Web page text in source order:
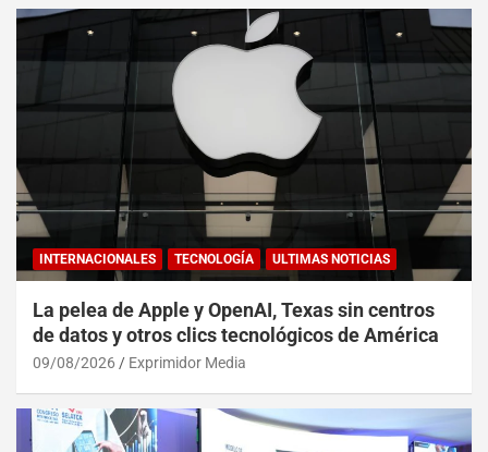
INTERNACIONALES TECNOLOGÍA ULTIMAS NOTICIAS
La pelea de Apple y OpenAI, Texas sin centros
de datos y otros clics tecnológicos de América
09/08/2026 Exprimidor Media